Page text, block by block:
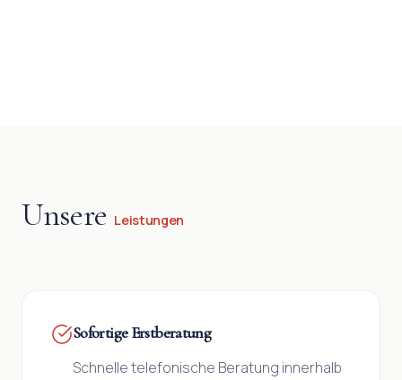
Unsere Leistungen
Sofortige Erstberatung
Schnelle telefonische Beratung innerhalb